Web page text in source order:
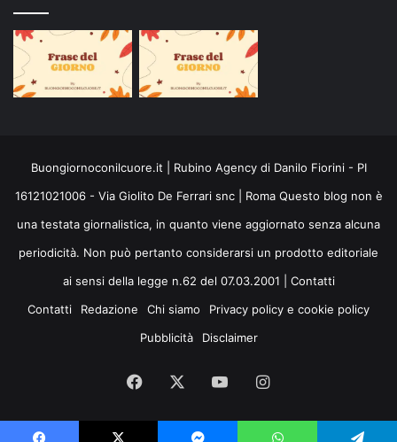
Buongiornoconilcuore.it | Rubino Agency di Danilo Fiorini - PI
16121021006 - Via Giolito De Ferrari snc | Roma Questo blog non è
una testata giornalistica, in quanto viene aggiornato senza alcuna
periodicità. Non può pertanto considerarsi un prodotto editoriale
ai sensi della legge n.62 del 07.03.2001 | Contatti
Contatti
Redazione Chi siamo
Privacy policy e cookie policy
Pubblicità
Disclaimer